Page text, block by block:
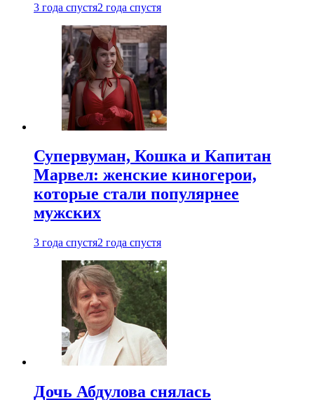
3 года спустя2 года спустя
Супервуман, Кошка и Капитан
Марвел: женские киногерои,
которые стали популярнее
мужских
3 года спустя2 года спустя
Дочь Абдулова снялась